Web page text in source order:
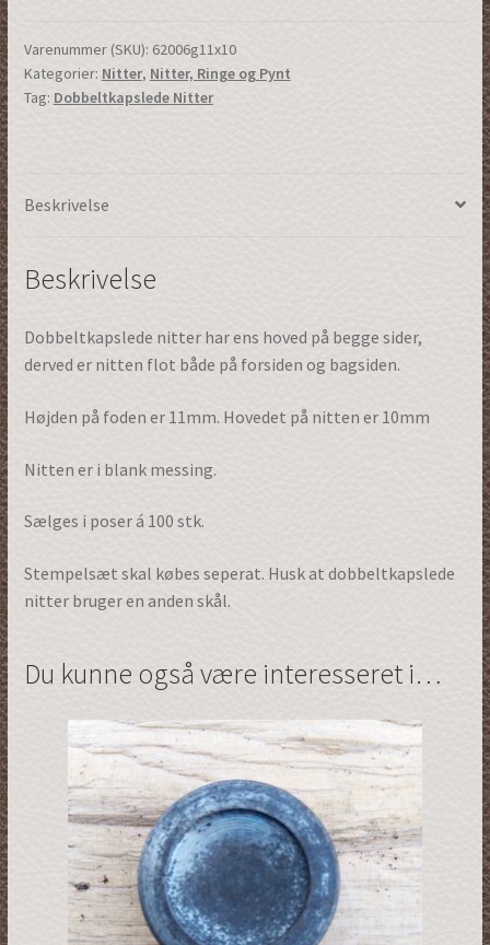
|
100stk.
|
antal
Varenummer (SKU): 62006g11x10
Kategorier: Nitter, Nitter, Ringe og Pynt
Tag: Dobbeltkapslede Nitter
Beskrivelse
Beskrivelse
Dobbeltkapslede nitter har ens hoved på begge sider,
derved er nitten flot både på forsiden og bagsiden.
Højden på foden er 11mm. Hovedet på nitten er 10mm
Nitten er i blank messing.
Sælges i poser á 100 stk.
Stempelsæt skal købes seperat. Husk at dobbeltkapslede
nitter bruger en anden skål.
Du kunne også være interesseret i…